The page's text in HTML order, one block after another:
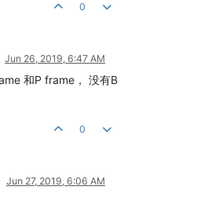
0
Jun 26, 2019, 6:47 AM
和P frame， 没有B
0
Jun 27, 2019, 6:06 AM